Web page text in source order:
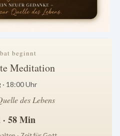
beginnt
Meditation
· 18:00 Uhr
des Lebens
· 58 Min